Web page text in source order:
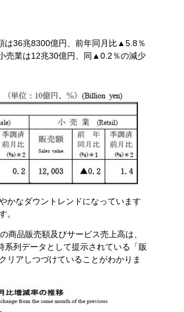
は36兆8300億円、前年同月比▲5.8％
売業は12兆30億円、同▲0.2％の減少
かなダウントレンドになっています
。
商品販売額及びサービス売上高は、
列データとして提示されている「販
リアしつづけていることがわかりま